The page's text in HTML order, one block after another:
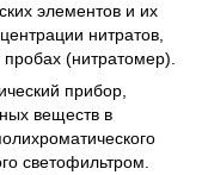
элементов и их
нитратов,
(нитратомер).
прибор,
веществ в
светофильтром.